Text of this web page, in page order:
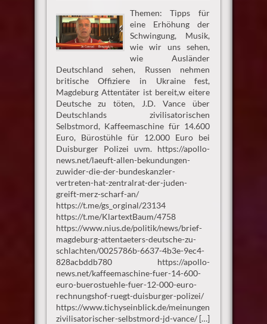
Themen: Tipps für
eine Erhöhung der
Schwingung, Musik,
wie wir uns sehen,
wie Ausländer
Deutschland sehen, Russen nehmen
britische Offiziere in Ukraine fest,
Magdeburg Attentäter ist bereit,w eitere
Deutsche zu töten, J.D. Vance über
Deutschlands zivilisatorischen
Selbstmord, Kaffeemaschine für 14.600
Euro, Bürostühle für 12.000 Euro bei
Duisburger Polizei uvm. https://apollo-
news.net/laeuft-allen-bekundungen-
zuwider-die-der-bundeskanzler-
vertreten-hat-zentralrat-der-juden-
greift-merz-scharf-an/
https://t.me/gs_orginal/23134
https://t.me/KlartextBaum/4758
https://www.nius.de/politik/news/brief-
magdeburg-attentaeters-deutsche-zu-
schlachten/0025786b-6637-4b3e-9ec4-
828acbddb780 https://apollo-
news.net/kaffeemaschine-fuer-14-600-
euro-buerostuehle-fuer-12-000-euro-
rechnungshof-ruegt-duisburger-polizei/
https://www.tichyseinblick.de/meinungen/deutschlands-
zivilisatorischer-selbstmord-jd-vance/ […]